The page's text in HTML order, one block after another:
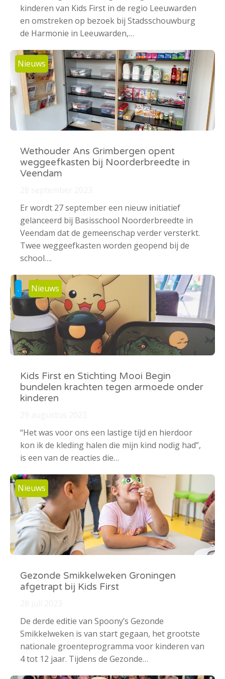
kinderen van Kids First in de regio Leeuwarden
en omstreken op bezoek bij Stadsschouwburg
de Harmonie in Leeuwarden,…
Nieuws
Wethouder Ans Grimbergen opent
weggeefkasten bij Noorderbreedte in
Veendam
Er wordt 27 september een nieuw initiatief
gelanceerd bij Basisschool Noorderbreedte in
Veendam dat de gemeenschap verder versterkt.
Twee weggeefkasten worden geopend bij de
school….
. Nieuws
Kids First en Stichting Mooi Begin
bundelen krachten tegen armoede onder
kinderen
“Het was voor ons een lastige tijd en hierdoor
kon ik de kleding halen die mijn kind nodig had”,
is een van de reacties die…
Nieuws
Gezonde Smikkelweken Groningen
afgetrapt bij Kids First
De derde editie van Spoony’s Gezonde
Smikkelweken is van start gegaan, het grootste
nationale groenteprogramma voor kinderen van
4 tot 12 jaar. Tijdens de Gezonde…